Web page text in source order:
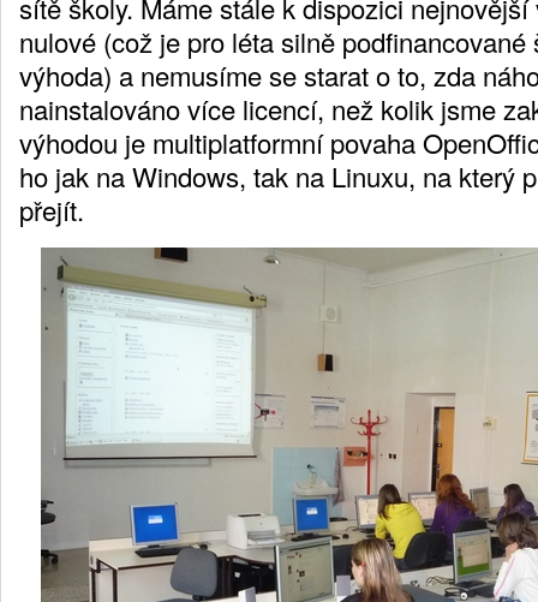
sítě školy. Máme stále k dispozici
nulové (což je pro léta silně
výhoda) a nemusíme se starat o to, zda
nainstalováno více licencí, než kolik jsme
výhodou je multiplatformní povaha
ho jak na Windows, tak na Linuxu, na který
přejít.